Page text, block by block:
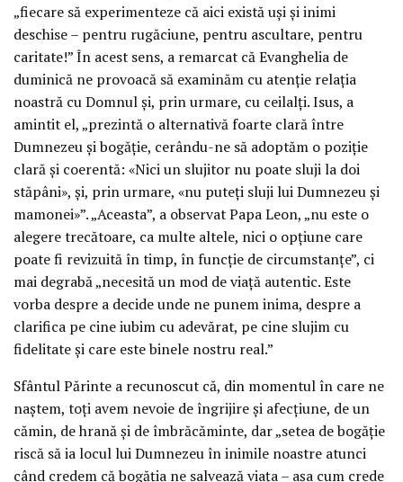
„fiecare să experimenteze că aici există uși și inimi
deschise – pentru rugăciune, pentru ascultare, pentru
caritate!” În acest sens, a remarcat că Evanghelia de
duminică ne provoacă să examinăm cu atenție relația
noastră cu Domnul și, prin urmare, cu ceilalți. Isus, a
amintit el, „prezintă o alternativă foarte clară între
Dumnezeu și bogăție, cerându-ne să adoptăm o poziție
clară și coerentă: «Nici un slujitor nu poate sluji la doi
stăpâni», și, prin urmare, «nu puteți sluji lui Dumnezeu și
mamonei»”. „Aceasta”, a observat Papa Leon, „nu este o
alegere trecătoare, ca multe altele, nici o opțiune care
poate fi revizuită în timp, în funcție de circumstanțe”, ci
mai degrabă „necesită un mod de viață autentic. Este
vorba despre a decide unde ne punem inima, despre a
clarifica pe cine iubim cu adevărat, pe cine slujim cu
fidelitate și care este binele nostru real.”
Sfântul Părinte a recunoscut că, din momentul în care ne
naștem, toți avem nevoie de îngrijire și afecțiune, de un
cămin, de hrană și de îmbrăcăminte, dar „setea de bogăție
riscă să ia locul lui Dumnezeu în inimile noastre atunci
când credem că bogăția ne salvează viața – așa cum crede